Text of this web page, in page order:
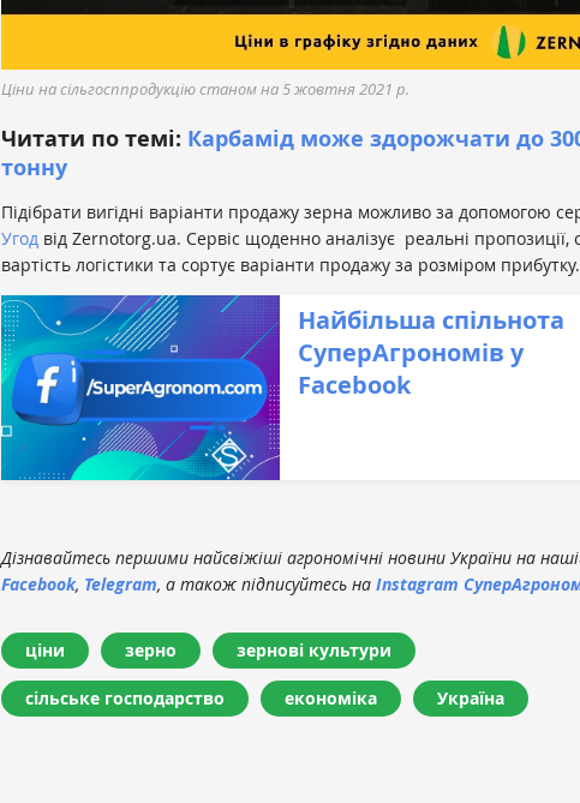
Ціни на сільгосппродукцію станом на 5 жовтня 2021 р.
Читати по темі: Карбамід може здорожчати до
тонну
Підібрати вигідні варіанти продажу зерна можливо за допомогою
Угод від Zernotorg.ua. Сервіс щоденно аналізує реальні пропозиції,
вартість логістики та сортує варіанти продажу за розміром прибутку.
Найбільша спільнота
СуперАгрономів у
Facebook
Дізнавайтесь першими найсвіжіші агрономічні новини України на
Facebook, Telegram, а також підписуйтесь на Instagram
ціни зерно зернові культури
сільське господарство економіка Україна